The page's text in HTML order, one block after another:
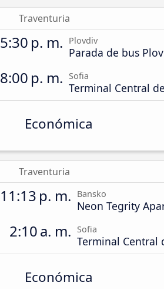
Traventuria
5:30 p. m. Plovdiv
Parada de bus
8:00 p. m. Sofia
Terminal Central
Económica
Traventuria
11:13 p. m. Bansko
Neon Tegrity
2:10 a. m. Sofia
Terminal Central
Económica